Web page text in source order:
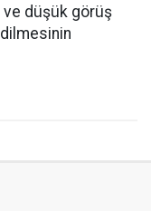
ve düşük görüş